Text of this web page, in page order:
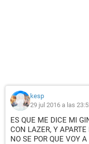
kesp
29 jul 2016 a las
ES QUE ME DICE MI
CON LAZER, Y
NO SE POR QUE VOY